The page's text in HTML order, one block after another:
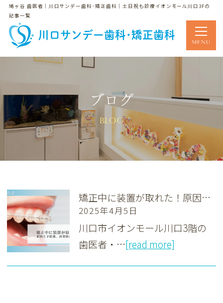
鳩ヶ谷 歯医者｜川口サンデー歯科･矯正歯科｜土日祝も診療イオンモール川口3Fの
記事一覧
川口サンデー歯科･矯正歯科
ブログ
BLOG
矯正中に装置が取れた！原因と予防策、再発防止のコツ
2025年4月5日
川口市イオンモール川口3階の
歯医者・…[read more]